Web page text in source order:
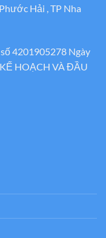
Hải , TP Nha
4201905278 Ngày
HOẠCH VÀ ĐẦU